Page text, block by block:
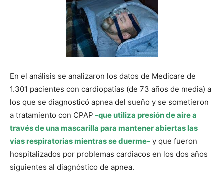
En el análisis se analizaron los datos de Medicare de
1.301 pacientes con cardiopatías (de 73 años de media) a
los que se diagnosticó apnea del sueño y se sometieron
a tratamiento con CPAP -que utiliza presión de aire a
través de una mascarilla para mantener abiertas las
vías respiratorias mientras se duerme- y que fueron
hospitalizados por problemas cardiacos en los dos años
siguientes al diagnóstico de apnea.